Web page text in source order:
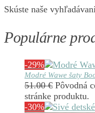
Skúste naše
Populárne
-29%
Modré Wawe šaty
51.00€ Pôvodná
stránke produktu.
-30%